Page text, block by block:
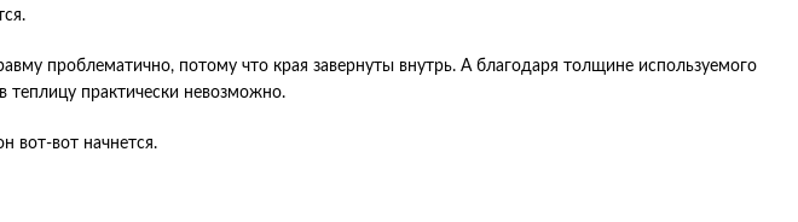
проблематично, потому что края завернуты внутрь. А благодаря толщине используемого
теплицу практически невозможно.
вот-вот начнется.